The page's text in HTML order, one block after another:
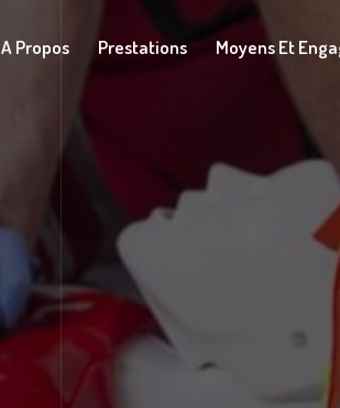
A Propos Prestations Moyens Et